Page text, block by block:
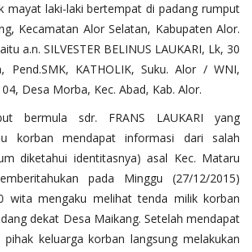
mayat laki-laki bertempat di padang rumput
Kecamatan Alor Selatan, Kabupaten Alor.
a.n. SILVESTER BELINUS LAUKARI, Lk, 30
Pend.SMK, KATHOLIK, Suku. Alor / WNI,
Desa Morba, Kec. Abad, Kab. Alor.
bermula sdr. FRANS LAUKARI yang
korban mendapat informasi dari salah
diketahui identitasnya) asal Kec. Mataru
pada Minggu (27/12/2015)
wita mengaku melihat tenda milik korban
dekat Desa Maikang. Setelah mendapat
keluarga korban langsung melakukan